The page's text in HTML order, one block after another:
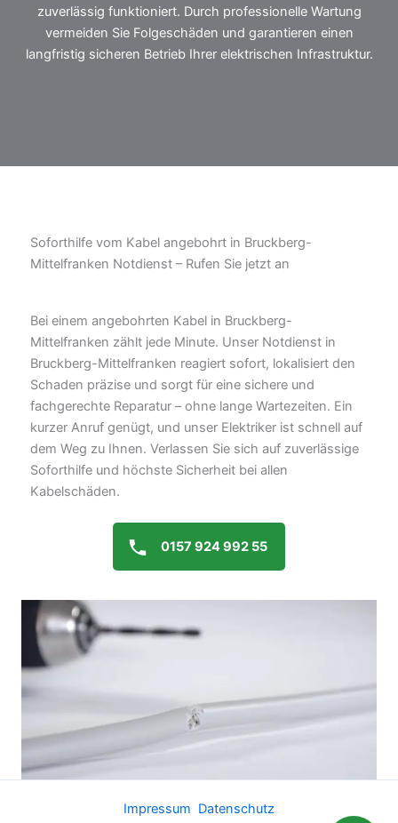
zuverlässig funktioniert. Durch professionelle Wartung
vermeiden Sie Folgeschäden und garantieren einen
langfristig sicheren Betrieb Ihrer elektrischen Infrastruktur.
Soforthilfe vom Kabel angebohrt in Bruckberg-
Mittelfranken Notdienst – Rufen Sie jetzt an
Bei einem angebohrten Kabel in Bruckberg-
Mittelfranken zählt jede Minute. Unser Notdienst in
Bruckberg-Mittelfranken reagiert sofort, lokalisiert den
Schaden präzise und sorgt für eine sichere und
fachgerechte Reparatur – ohne lange Wartezeiten. Ein
kurzer Anruf genügt, und unser Elektriker ist schnell auf
dem Weg zu Ihnen. Verlassen Sie sich auf zuverlässige
Soforthilfe und höchste Sicherheit bei allen
Kabelschäden.
0157 924 992 55
Impressum Datenschutz